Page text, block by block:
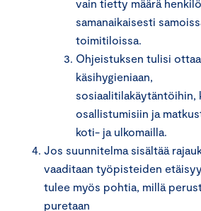
vain tietty määrä
samanaikaisesti
toimitiloissa.
Ohjeistuksen tulisi
käsihygieniaan,
sosiaalitilakäytäntöihin,
osallistumisiin ja
koti- ja ulkomailla.
Jos suunnitelma sisältää
vaaditaan työpisteiden
tulee myös pohtia, millä
puretaan